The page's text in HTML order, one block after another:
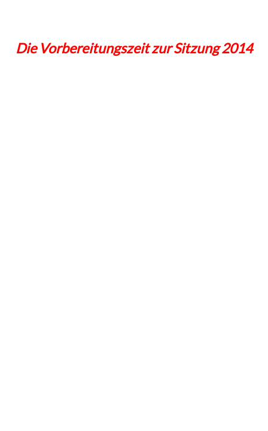
Die Vorbereitungszeit zur Sitzung 2014